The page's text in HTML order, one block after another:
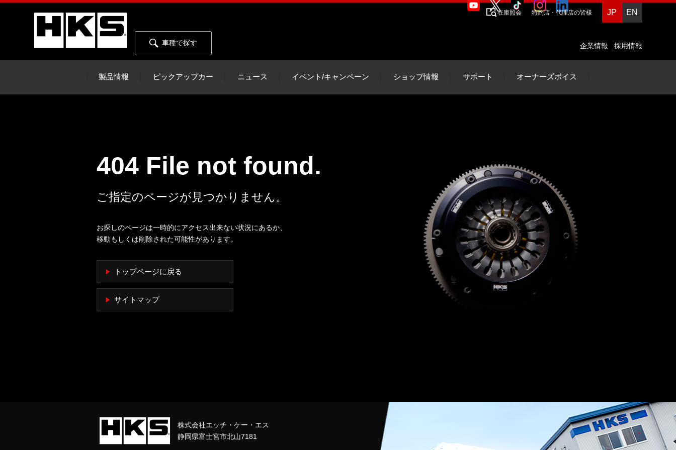
車種で探す 企業情報 採用情報
在庫照会 特約店・代理店の皆様 JP EN
製品情報 ピックアップカー ニュース イベント/キャンペーン ショップ情報 サポート オーナーズボイス
404 File not found.
ご指定のページが見つかりません。
お探しのページは一時的にアクセス出来ない状況にあるか、
移動もしくは削除された可能性があります。
トップページに戻る
サイトマップ
株式会社エッチ・ケー・エス
静岡県富士宮市北山7181